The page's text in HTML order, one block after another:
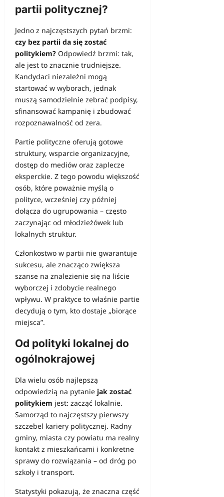
partii politycznej?
Jedno z najczęstszych pytań brzmi:
czy bez partii da się zostać
politykiem? Odpowiedź brzmi: tak,
ale jest to znacznie trudniejsze.
Kandydaci niezależni mogą
startować w wyborach, jednak
muszą samodzielnie zebrać podpisy,
sfinansować kampanię i zbudować
rozpoznawalność od zera.
Partie polityczne oferują gotowe
struktury, wsparcie organizacyjne,
dostęp do mediów oraz zaplecze
eksperckie. Z tego powodu większość
osób, które poważnie myślą o
polityce, wcześniej czy później
dołącza do ugrupowania – często
zaczynając od młodzieżówek lub
lokalnych struktur.
Członkostwo w partii nie gwarantuje
sukcesu, ale znacząco zwiększa
szanse na znalezienie się na liście
wyborczej i zdobycie realnego
wpływu. W praktyce to właśnie partie
decydują o tym, kto dostaje „biorące
miejsca”.
Od polityki lokalnej do
ogólnokrajowej
Dla wielu osób najlepszą
odpowiedzią na pytanie jak zostać
politykiem jest: zacząć lokalnie.
Samorząd to najczęstszy pierwszy
szczebel kariery politycznej. Radny
gminy, miasta czy powiatu ma realny
kontakt z mieszkańcami i konkretne
sprawy do rozwiązania – od dróg po
szkoły i transport.
Statystyki pokazują, że znaczna część